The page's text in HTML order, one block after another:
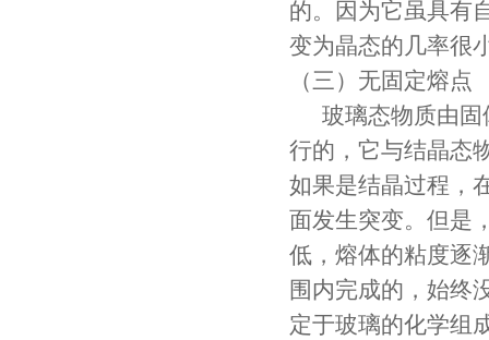
的。因为它虽具有
变为晶态的几率很
（三）无固定熔点
玻璃态物质由固
行的，它与结晶态
如果是结晶过程，
面发生突变。但是
低，熔体的粘度逐
围内完成的，始终
定于玻璃的化学组